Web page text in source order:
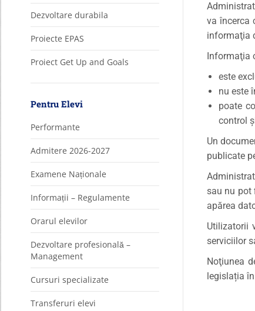
va încerca
informaţia
Informaţia
este
nu este
poate
control
Un
publicate
sau nu pot
apărea
Utilizatorii
serviciilor
Noţiunea
legislația
Dezvoltare durabila
Proiecte EPAS
Proiect Get Up and Goals
Pentru Elevi
Performante
Admitere 2026-2027
Examene Naționale
Informații – Regulamente
Orarul elevilor
Dezvoltare profesională –
Management
Cursuri specializate
Transferuri elevi